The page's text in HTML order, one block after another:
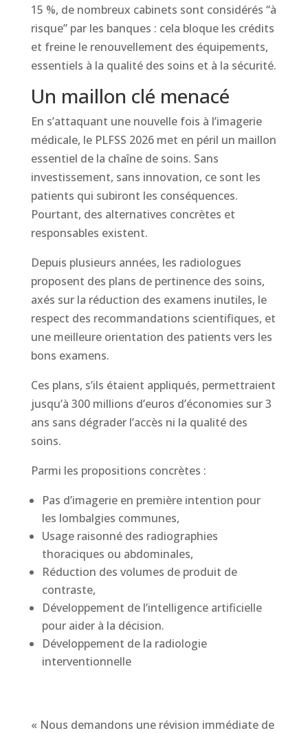
15 %, de nombreux cabinets sont considérés “à
risque” par les banques : cela bloque les crédits
et freine le renouvellement des équipements,
essentiels à la qualité des soins et à la sécurité.
Un maillon clé menacé
En s’attaquant une nouvelle fois à l’imagerie
médicale, le PLFSS 2026 met en péril un maillon
essentiel de la chaîne de soins. Sans
investissement, sans innovation, ce sont les
patients qui subiront les conséquences.
Pourtant, des alternatives concrètes et
responsables existent.
Depuis plusieurs années, les radiologues
proposent des plans de pertinence des soins,
axés sur la réduction des examens inutiles, le
respect des recommandations scientifiques, et
une meilleure orientation des patients vers les
bons examens.
Ces plans, s’ils étaient appliqués, permettraient
jusqu’à 300 millions d’euros d’économies sur 3
ans sans dégrader l’accès ni la qualité des
soins.
Parmi les propositions concrètes :
Pas d’imagerie en première intention pour
les lombalgies communes,
Usage raisonné des radiographies
thoraciques ou abdominales,
Réduction des volumes de produit de
contraste,
Développement de l’intelligence artificielle
pour aider à la décision.
Développement de la radiologie
interventionnelle
« Nous demandons une révision immédiate de